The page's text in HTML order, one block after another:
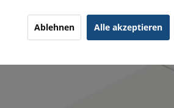
(4)4.75/5.00
Ablehnen Alle akzeptieren